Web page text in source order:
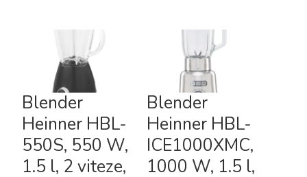
Blender
Heinner HBL-
550S, 550 W,
1.5 l, 2 viteze,
Blender
Heinner HBL-
ICE1000XMC,
1000 W, 1.5 l,